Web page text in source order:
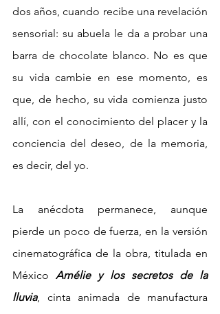
dos años, cuando recibe una revelación
sensorial: su abuela le da a probar una
barra de chocolate blanco. No es que
su vida cambie en ese momento, es
que, de hecho, su vida comienza justo
allí, con el conocimiento del placer y la
conciencia del deseo, de la memoria,
es decir, del yo.
La anécdota permanece, aunque
pierde un poco de fuerza, en la versión
cinematográfica de la obra, titulada en
México Amélie y los secretos de la
lluvia, cinta animada de manufactura